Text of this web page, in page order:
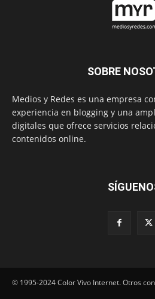
SOBRE
Medios y Redes es una empresa
experiencia en blogging y una
digitales que ofrece servicios
contenidos online.
© 1995-2024 Color Vivo Internet. Otros